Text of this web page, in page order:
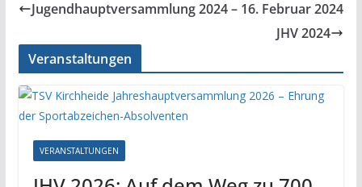
Jugendhauptversammlung 2024 – 16. Februar 2024
JHV 2024
Veranstaltungen
VERANSTALTUNGEN